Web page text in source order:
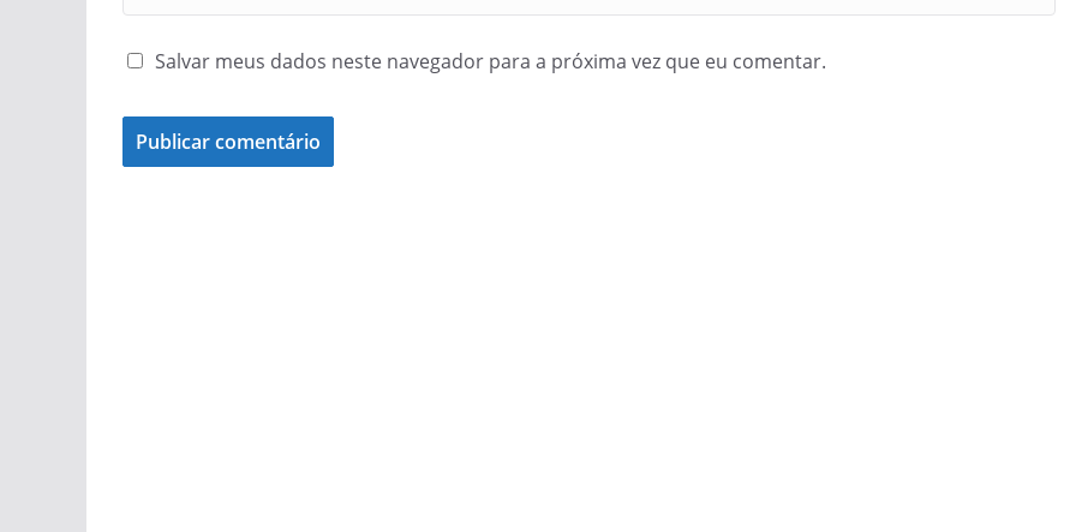
Salvar meus dados neste navegador para a próxima vez que eu comentar.